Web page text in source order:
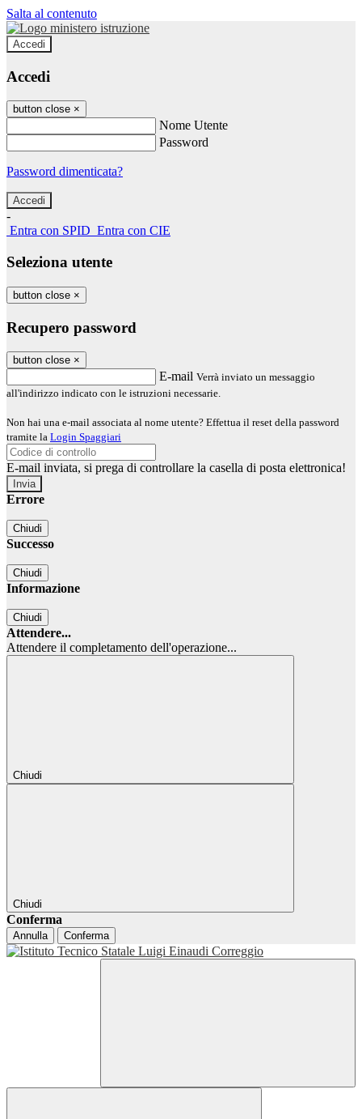
Salta al contenuto
Accedi
Accedi
button close ×
Nome Utente
Password
Password dimenticata?
-
Entra con SPID Entra con CIE
Seleziona utente
button close ×
Recupero password
button close ×
E-mail Verrà inviato un messaggio
all'indirizzo indicato con le istruzioni necessarie.
Non hai una e-mail associata al nome utente? Effettua il reset della password
tramite la Login Spaggiari
E-mail inviata, si prega di controllare la casella di posta elettronica!
Errore
Chiudi
Successo
Chiudi
Informazione
Chiudi
Attendere...
Attendere il completamento dell'operazione...
Chiudi
Chiudi
Conferma
Annulla Conferma